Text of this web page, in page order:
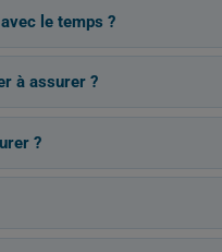
le temps ?
à assurer ?
?